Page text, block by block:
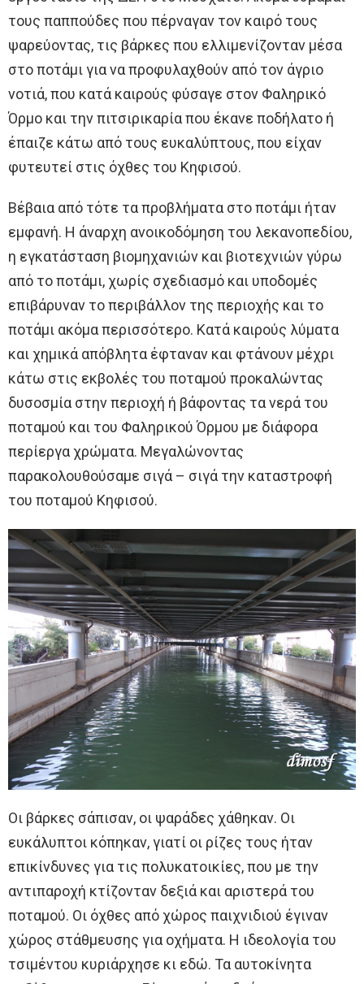
τους παππούδες που πέρναγαν τον καιρό τους
ψαρεύοντας, τις βάρκες που ελλιμενίζονταν μέσα
στο ποτάμι για να προφυλαχθούν από τον άγριο
νοτιά, που κατά καιρούς φύσαγε στον Φαληρικό
Όρμο και την πιτσιρικαρία που έκανε ποδήλατο ή
έπαιζε κάτω από τους ευκαλύπτους, που είχαν
φυτευτεί στις όχθες του Κηφισού.
Βέβαια από τότε τα προβλήματα στο ποτάμι ήταν
εμφανή. Η άναρχη ανοικοδόμηση του λεκανοπεδίου,
η εγκατάσταση βιομηχανιών και βιοτεχνιών γύρω
από το ποτάμι, χωρίς σχεδιασμό και υποδομές
επιβάρυναν το περιβάλλον της περιοχής και το
ποτάμι ακόμα περισσότερο. Κατά καιρούς λύματα
και χημικά απόβλητα έφταναν και φτάνουν μέχρι
κάτω στις εκβολές του ποταμού προκαλώντας
δυσοσμία στην περιοχή ή βάφοντας τα νερά του
ποταμού και του Φαληρικού Όρμου με διάφορα
περίεργα χρώματα. Μεγαλώνοντας
παρακολουθούσαμε σιγά – σιγά την καταστροφή
του ποταμού Κηφισού.
Οι βάρκες σάπισαν, οι ψαράδες χάθηκαν. Οι
ευκάλυπτοι κόπηκαν, γιατί οι ρίζες τους ήταν
επικίνδυνες για τις πολυκατοικίες, που με την
αντιπαροχή κτίζονταν δεξιά και αριστερά του
ποταμού. Οι όχθες από χώρος παιχνιδιού έγιναν
χώρος στάθμευσης για οχήματα. Η ιδεολογία του
τσιμέντου κυριάρχησε κι εδώ. Τα αυτοκίνητα